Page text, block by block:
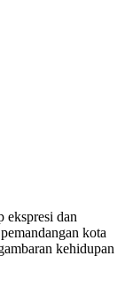
ekspresi dan
kota
kehidupan